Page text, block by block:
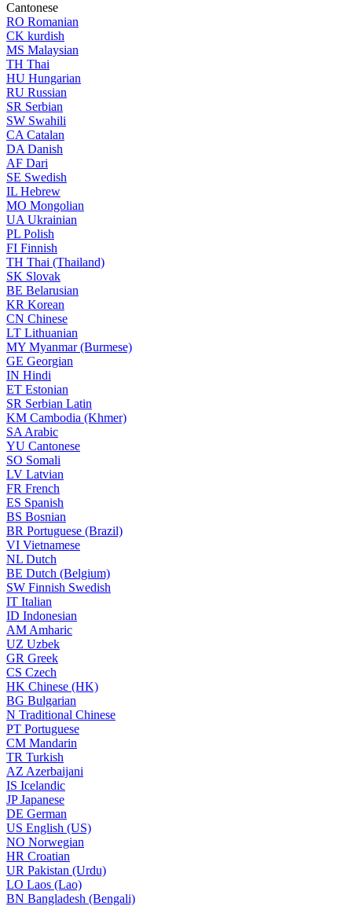
Cantonese
RO Romanian
CK kurdish
MS Malaysian
TH Thai
HU Hungarian
RU Russian
SR Serbian
SW Swahili
CA Catalan
DA Danish
AF Dari
SE Swedish
IL Hebrew
MO Mongolian
UA Ukrainian
PL Polish
FI Finnish
TH Thai (Thailand)
SK Slovak
BE Belarusian
KR Korean
CN Chinese
LT Lithuanian
MY Myanmar (Burmese)
GE Georgian
IN Hindi
ET Estonian
SR Serbian Latin
KM Cambodia (Khmer)
SA Arabic
YU Cantonese
SO Somali
LV Latvian
FR French
ES Spanish
BS Bosnian
BR Portuguese (Brazil)
VI Vietnamese
NL Dutch
BE Dutch (Belgium)
SW Finnish Swedish
IT Italian
ID Indonesian
AM Amharic
UZ Uzbek
GR Greek
CS Czech
HK Chinese (HK)
BG Bulgarian
N Traditional Chinese
PT Portuguese
CM Mandarin
TR Turkish
AZ Azerbaijani
IS Icelandic
JPJapanese
DE German
US English (US)
NO Norwegian
HR Croatian
UR Pakistan (Urdu)
LO Laos (Lao)
BN Bangladesh (Bengali)